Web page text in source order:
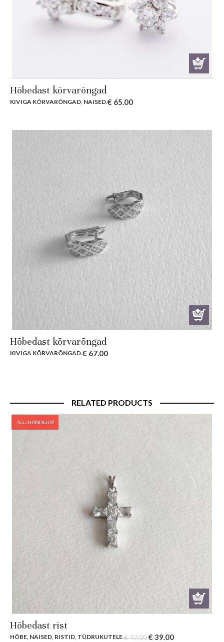
Hõbedast kõrvarõngad
KIVIGA KÕRVARÕNGAD NAISED.€ 65.00
Hõbedast kõrvarõngad
KIVIGA KÕRVARÕNGAD.€ 67.00
RELATED PRODUCTS
ALLAHINDLUS!
Hõbedast rist
HÕBE NAISED RISTID TÜDRUKUTELE.€47.00Original
€ 39.00Current